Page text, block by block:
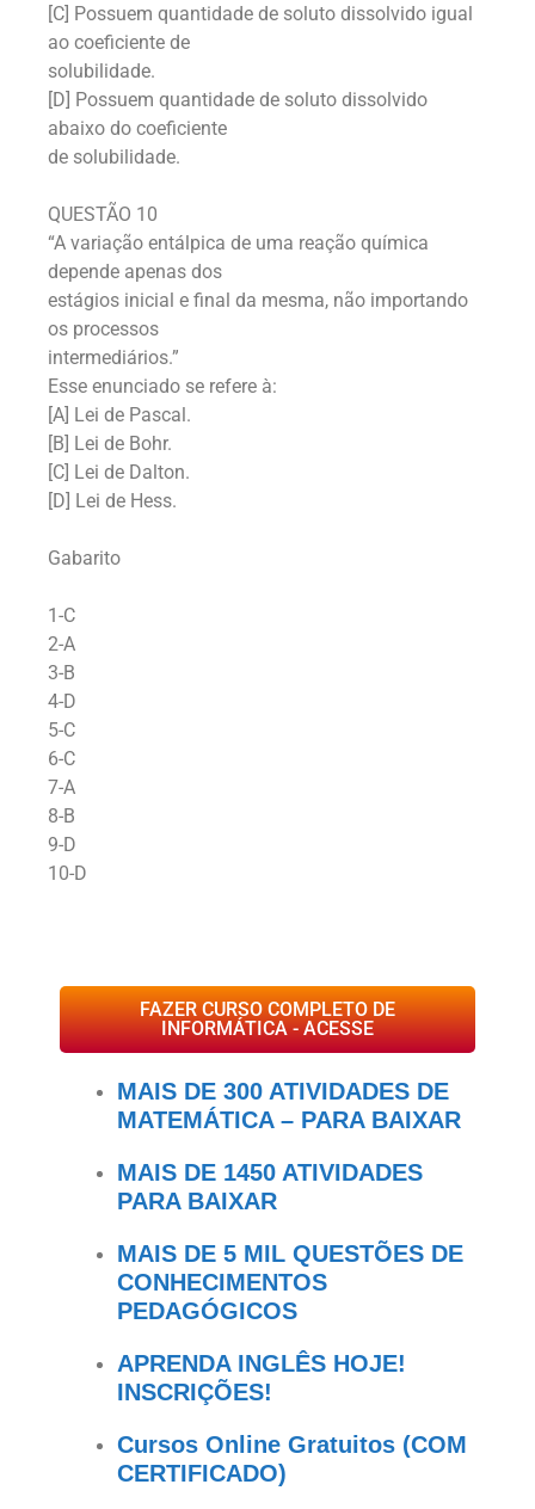
[C] Possuem quantidade de soluto dissolvido igual
ao coeficiente de
solubilidade.
[D] Possuem quantidade de soluto dissolvido
abaixo do coeficiente
de solubilidade.
QUESTÃO 10
“A variação entálpica de uma reação química
depende apenas dos
estágios inicial e final da mesma, não importando
os processos
intermediários.”
Esse enunciado se refere à:
[A] Lei de Pascal.
[B] Lei de Bohr.
[C] Lei de Dalton.
[D] Lei de Hess.
Gabarito
1-C
2-A
3-B
4-D
5-C
6-C
7-A
8-B
9-D
10-D
FAZER CURSO COMPLETO DE
INFORMÁTICA - ACESSE
MAIS DE 300 ATIVIDADES DE
MATEMÁTICA – PARA BAIXAR
MAIS DE 1450 ATIVIDADES
PARA BAIXAR
MAIS DE 5 MIL QUESTÕES DE
CONHECIMENTOS
PEDAGÓGICOS
APRENDA INGLÊS HOJE!
INSCRIÇÕES!
Cursos Online Gratuitos (COM
CERTIFICADO)